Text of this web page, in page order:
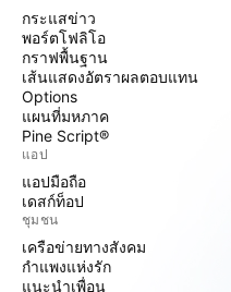
กระแสข่าว
พอร์ตโฟลิโอ
กราฟพื้นฐาน
เส้นแสดงอัตราผลตอบแทน
Options
แผนที่มหภาค
Pine Script®
แอป
แอปมือถือ
เดสก์ท็อป
ชุมชน
เครือข่ายทางสังคม
กำแพงแห่งรัก
แนะนำเพื่อน